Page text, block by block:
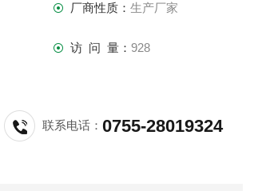
厂商性质： 生产厂家
访 问 量： 928
联系电话：0755-28019324